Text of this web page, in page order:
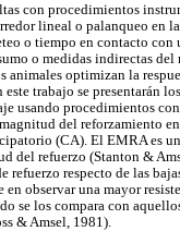
con procedimientos
lineal o palanqueo en
o tiempo en contacto
o medidas indirectas
optimizan la
trabajo se presentarán
usando procedimientos
del reforzamiento
(CA). El EMRA es
del refuerzo (Stanton &
respecto de las
observar una mayor
se los compara con
& Amsel, 1981).